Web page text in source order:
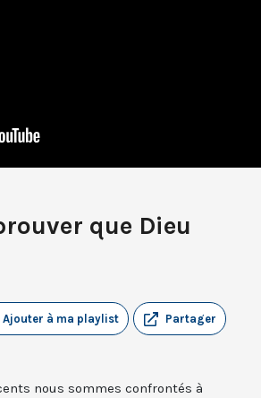
que Dieu
Partager
Ajouter à ma playlist
nous sommes confrontés à